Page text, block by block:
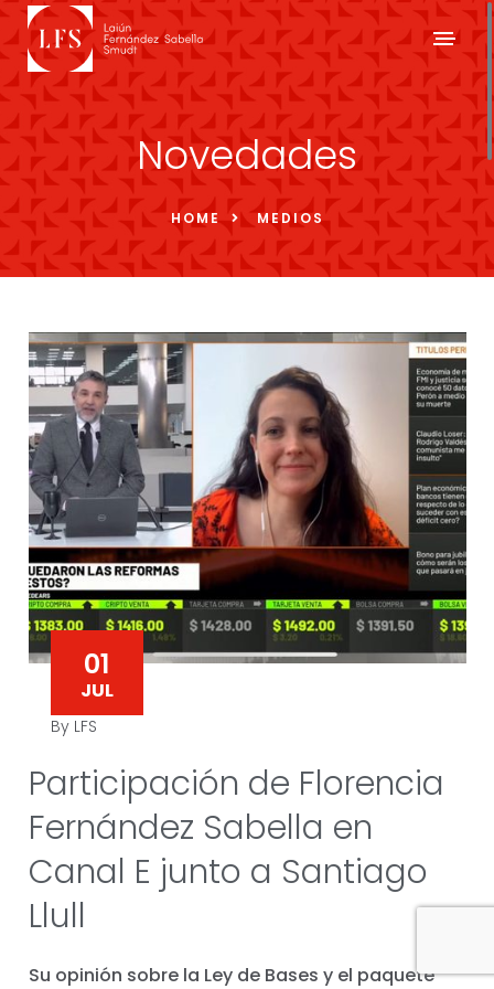
Novedades
HOME MEDIOS
01
JUL
By LFS
Participación de Florencia
Fernández Sabella en
Canal E junto a Santiago
Llull
Su opinión sobre la Ley de Bases y el paquete